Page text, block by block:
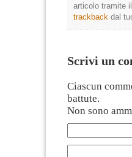
articolo tramite
trackback dal
Scrivi un
Ciascun
battute.
Non sono